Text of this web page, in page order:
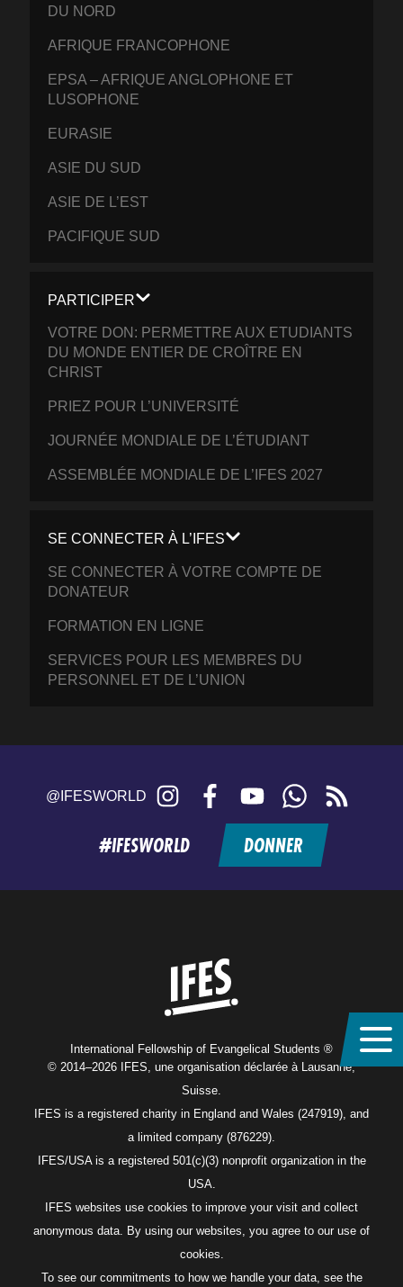
DU NORD
AFRIQUE FRANCOPHONE
EPSA – AFRIQUE ANGLOPHONE ET
LUSOPHONE
EURASIE
ASIE DU SUD
ASIE DE L’EST
PACIFIQUE SUD
PARTICIPER
VOTRE DON: PERMETTRE AUX ETUDIANTS
DU MONDE ENTIER DE CROÎTRE EN
CHRIST
PRIEZ POUR L’UNIVERSITÉ
JOURNÉE MONDIALE DE L’ÉTUDIANT
ASSEMBLÉE MONDIALE DE L’IFES 2027
SE CONNECTER À L’IFES
SE CONNECTER À VOTRE COMPTE DE
DONATEUR
FORMATION EN LIGNE
SERVICES POUR LES MEMBRES DU
PERSONNEL ET DE L’UNION
@IFESWORLD Instagram FacebookYouTubeWhatsApp
feed
#IFESWORLD DONNER
International Fellowship of Evangelical Students ®
© 2014–2026 IFES, une organisation déclarée à Lausanne,
Suisse.
IFES is a registered charity in England and Wales (247919), and
a limited company (876229).
IFES/USA is a registered 501(c)(3) nonprofit organization in the
USA.
IFES websites use cookies to improve your visit and collect
anonymous data. By using our websites, you agree to our use of
cookies.
To see our commitments to how we handle your data, see the